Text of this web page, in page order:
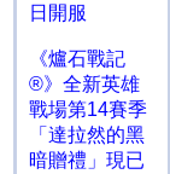
日開服
《爐石戰記
®》全新英雄
戰場第14賽季
「達拉然的黑
暗贈禮」現已